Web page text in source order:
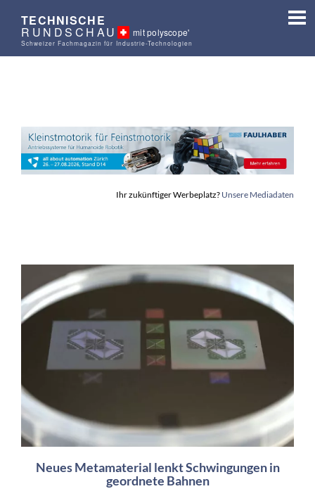
TECHNISCHE
RUNDSCHAU mit polyscope'
Schweizer Fachmagazin für Industrie-Technologien
Ihr zukünftiger Werbeplatz? Unsere Mediadaten
Neues Metamaterial lenkt Schwingungen in
geordnete Bahnen